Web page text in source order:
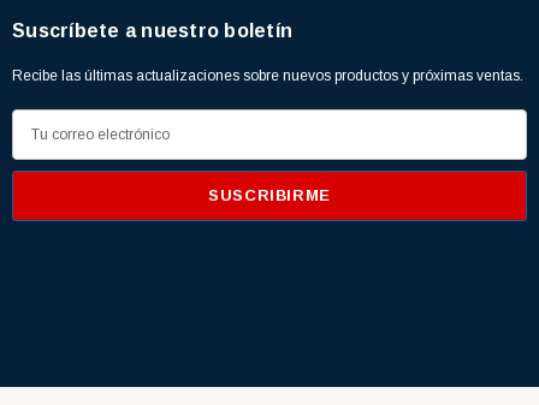
Suscríbete a nuestro boletín
Recibe las últimas actualizaciones sobre nuevos productos y próximas ventas.
i
e